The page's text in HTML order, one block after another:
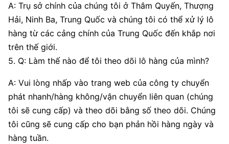
A: Trụ sở chính của chúng tôi ở Thâm Quyến, Thượng
Hải, Ninh Ba, Trung Quốc và chúng tôi có thể xử lý lô
hàng từ các cảng chính của Trung Quốc đến khắp nơi
trên thế giới.
5. Q: Làm thế nào để tôi theo dõi lô hàng của mình?
A: Vui lòng nhấp vào trang web của công ty chuyển
phát nhanh/hàng không/vận chuyển liên quan (chúng
tôi sẽ cung cấp) và theo dõi bằng số theo dõi. Chúng
tôi cũng sẽ cung cấp cho bạn phản hồi hàng ngày và
hàng tuần.